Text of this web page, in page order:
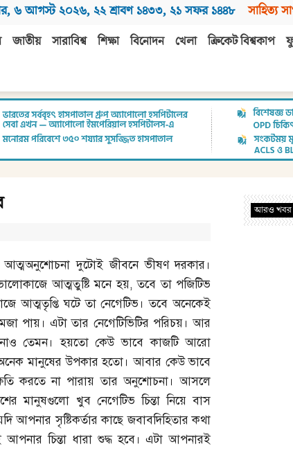
, ৬ আগস্ট ২০২৬, ২২ শ্রাবণ ১৪৩৩, ২১ সফর ১৪৪৮ সাহিত্য
জাতীয় সারাবিশ্ব শিক্ষা বিনোদন খেলা ক্রিকেট বিশ্বকাপ
দুটোই জীবনে ভীষণ দরকার।
আত্মতুষ্টি মনে হয়,তবে তা পজিটিভ
আত্মতৃপ্তি ঘটে তা নেগেটিভ। তবে অনেকেই
মজা পায়। এটা তার নেগেটিভিটির পরিচয়। আর
তেমন। হয়তো কেউ ভাবে কাজটি আরো
মানুষের উপকার হতো। আবার কেউ ভাবে
করতে না পারায় তার অনুশোচনা। আসলে
মানুষগুলো খুব নেগেটিভ চিন্তা নিয়ে বাস
আপনার সৃষ্টিকর্তার কাছে জবাবদিহিতার কথা
চিন্তা ধারা শুদ্ধ হবে। এটা আপনারই
আরও খবর